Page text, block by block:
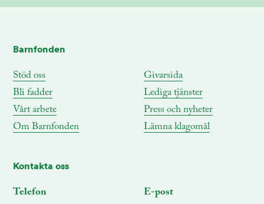
Barnfonden
Stöd oss
Bli fadder
Vårt arbete
Om Barnfonden
Givarsida
Lediga tjänster
Press och nyheter
Lämna klagomål
Kontakta oss
Telefon
E-post